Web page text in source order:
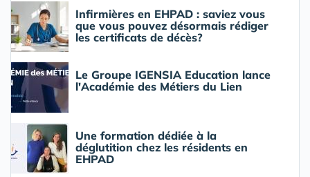
Infirmières en EHPAD : saviez vous
que vous pouvez désormais rédiger
les certificats de décès?
Le Groupe IGENSIA Education lance
l'Académie des Métiers du Lien
Une formation dédiée à la
déglutition chez les résidents en
EHPAD